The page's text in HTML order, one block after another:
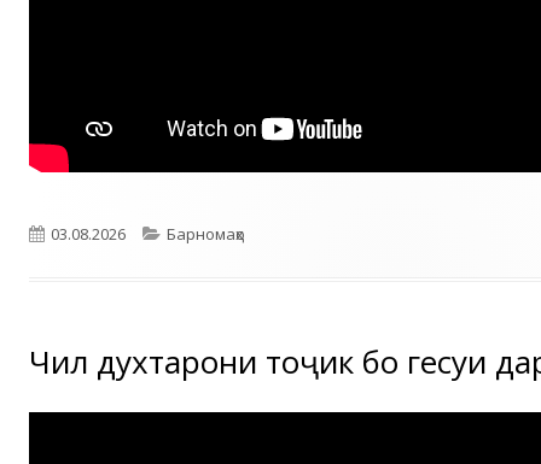
Опубликовано
03.08.2026 Рубрики
Барномаҳо
Чил духтарони тоҷик бо гесуи